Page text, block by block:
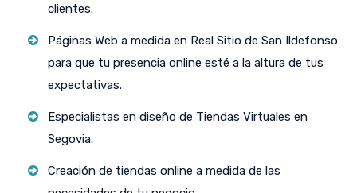
clientes.
Páginas Web a medida en Real Sitio de San Ildefonso
para que tu presencia online esté a la altura de tus
expectativas.
Especialistas en diseño de Tiendas Virtuales en
Segovia.
Creación de tiendas online a medida de las